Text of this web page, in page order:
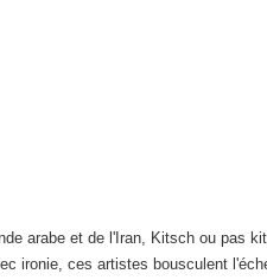
arabe et de l'Iran, Kitsch ou pas
ironie, ces artistes bousculent